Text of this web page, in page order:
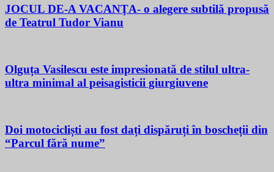
JOCUL DE-A VACANŢA- o alegere subtilă propusă
de Teatrul Tudor Vianu
Olguța Vasilescu este impresionată de stilul ultra-
ultra minimal al peisagisticii giurgiuvene
Doi motocicliști au fost dați dispăruți în boscheții din
“Parcul fără nume”